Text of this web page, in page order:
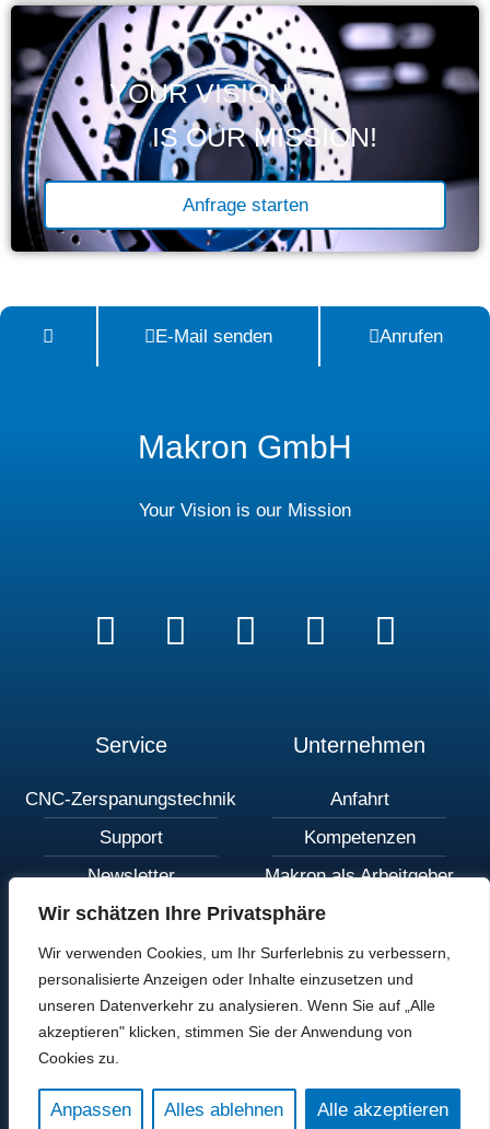
Wir schätzen Ihre Privatsphäre
Wir verwenden Cookies, um Ihr Surferlebnis zu verbessern,
personalisierte Anzeigen oder Inhalte einzusetzen und
unseren Datenverkehr zu analysieren. Wenn Sie auf „Alle
akzeptieren" klicken, stimmen Sie der Anwendung von
Cookies zu.
Anpassen Alles ablehnen Alle akzeptieren
YOUR VISION
IS OUR MISSION!
Anfrage starten
E-Mail senden Anrufen
Makron GmbH
Your Vision is our Mission
Service
CNC-Zerspanungstechnik
Support
Newsletter
Unternehmen
Anfahrt
Kompetenzen
Makron als Arbeitgeber
AGB Datenschutz
Impressum
Hinweisgeberportal
Newsletter Kontakt
© 2025 Makron GmbH